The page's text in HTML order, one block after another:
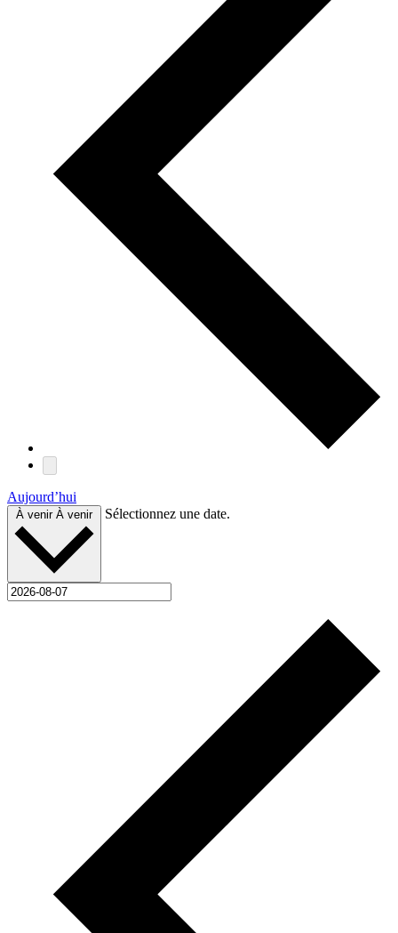
Aujourd’hui
À venir À venir Sélectionnez une date.